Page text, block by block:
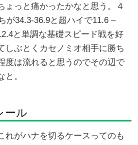
ょっと痛かったかなと思う。４
が34.3-36.9と超ハイで11.6 –
と単調な基礎スピード戦を好
しぶとくカセノミオ相手に勝ち
度は流れると思うのでその辺で
と。
ール
がハナを切るケースってのも